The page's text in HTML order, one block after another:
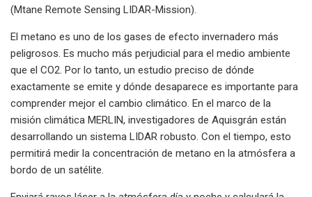
(Mtane Remote Sensing LIDAR-Mission).
El metano es uno de los gases de efecto invernadero más
peligrosos. Es mucho más perjudicial para el medio ambiente
que el CO2. Por lo tanto, un estudio preciso de dónde
exactamente se emite y dónde desaparece es importante para
comprender mejor el cambio climático. En el marco de la
misión climática MERLIN, investigadores de Aquisgrán están
desarrollando un sistema LIDAR robusto. Con el tiempo, esto
permitirá medir la concentración de metano en la atmósfera a
bordo de un satélite.